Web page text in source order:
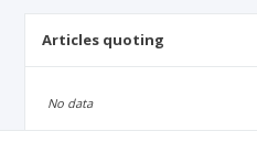
Articles quoting
No data